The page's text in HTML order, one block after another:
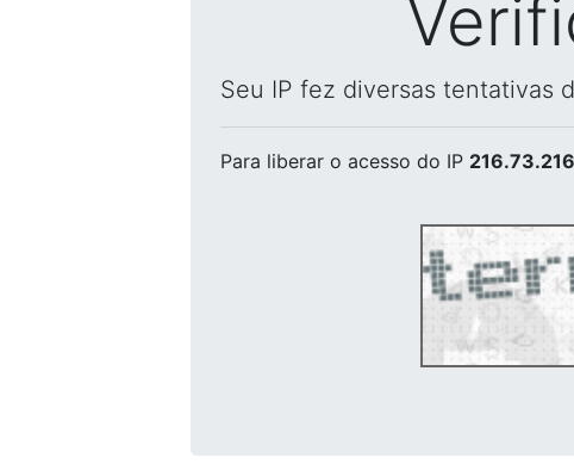
Seu IP fez diversas tentativas
Para liberar o acesso do IP